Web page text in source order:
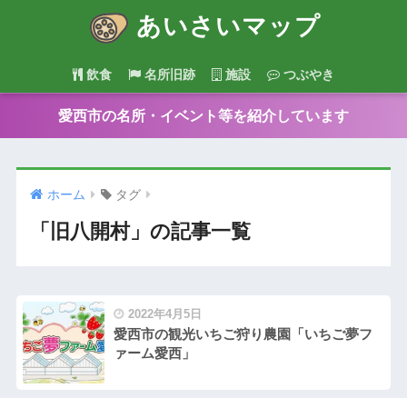
あいさいマップ
飲食 名所旧跡 施設 つぶやき
愛西市の名所・イベント等を紹介しています
ホーム タグ
「旧八開村」の記事一覧
2022年4月5日
愛西市の観光いちご狩り農園「いちご夢フ
ァーム愛西」